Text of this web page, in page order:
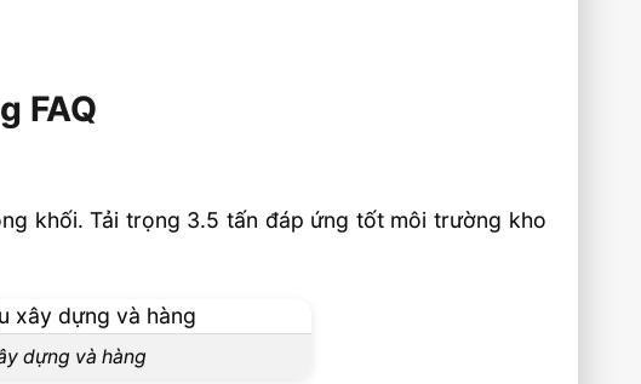
FAQ
khối. Tải trọng 3.5 tấn đáp ứng tốt môi trường kho
dựng và hàng